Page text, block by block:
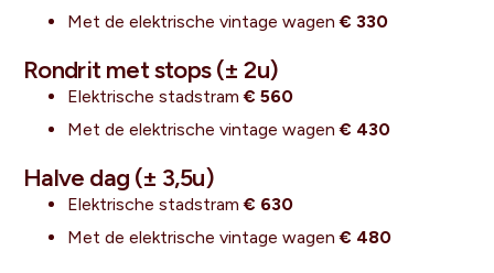
Met de elektrische vintage wagen€ 330
Rondrit met stops (± 2u)
Elektrische stadstram€ 560
Met de elektrische vintage wagen€ 430
Halve dag (± 3,5u)
Elektrische stadstram€ 630
Met de elektrische vintage wagen€ 480